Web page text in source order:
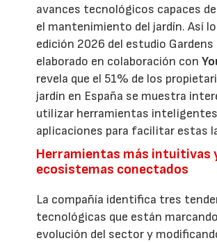
avances tecnológicos capaces
el mantenimiento del jardín. Así
edición 2026 del estudio Gardens
elaborado en colaboración con
revela que el 51% de los
jardín en España se muestra
utilizar herramientas
aplicaciones para facilitar estas
Herramientas más intuitivas
ecosistemas conectados
La compañía identifica tres
tecnológicas que están
evolución del sector y